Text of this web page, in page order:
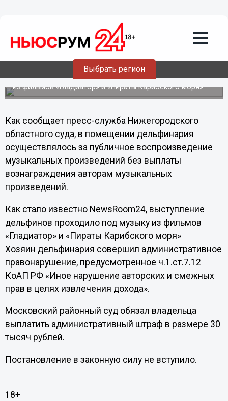
Выбрать регион
Владелец нижегородского
дельфинария нарушил авторские
права
Дельфины больше не будут танцевать под саундтреки
из фильмов «Гладиатор» и «Пираты Карибского моря».
Как сообщает пресс-служба Нижегородского
областного суда, в помещении дельфинария
осуществлялось за публичное воспроизведение
музыкальных произведений без выплаты
вознаграждения авторам музыкальных
произведений.
Как стало известно NewsRoom24, выступление
дельфинов проходило под музыку из фильмов
«Гладиатор» и «Пираты Карибского моря»
Хозяин дельфинария совершил административное
правонарушение, предусмотренное ч.1.ст.7.12
КоАП РФ «Иное нарушение авторских и смежных
прав в целях извлечения дохода».
Московский районный суд обязал владельца
выплатить административный штраф в размере 30
тысяч рублей.
Постановление в законную силу не вступило.
18+